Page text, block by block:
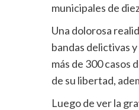
municipales de
Una dolorosa
bandas delictivas
más de 300 casos
de su libertad,
Luego de ver la